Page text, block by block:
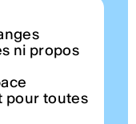
ni propos
pour toutes